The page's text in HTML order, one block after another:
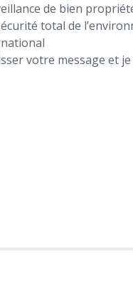
de bien
total de
votre message et